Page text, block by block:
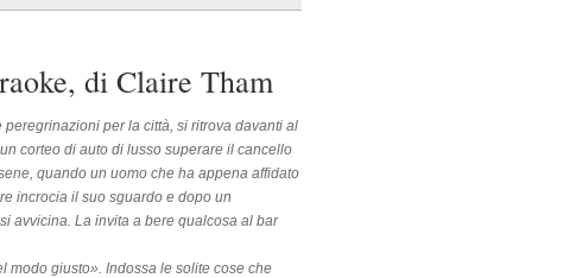
di Claire Tham
per la città, si ritrova davanti al
corteo di auto di lusso superare il cancello
quando un uomo che ha appena affidato
incrocia il suo sguardo e dopo un
avvicina. La invita a bere qualcosa al bar
modo giusto». Indossa le solite cose che